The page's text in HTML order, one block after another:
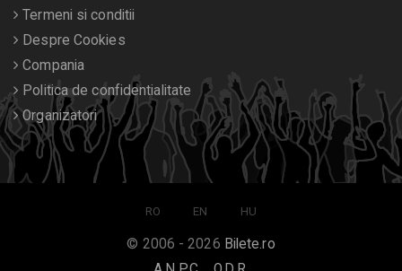
Termeni si conditii
Despre Cookies
Compania
Politica de confidentialitate
Organizatori
RO EN HU
© 2006 - 2026 Bilete.ro